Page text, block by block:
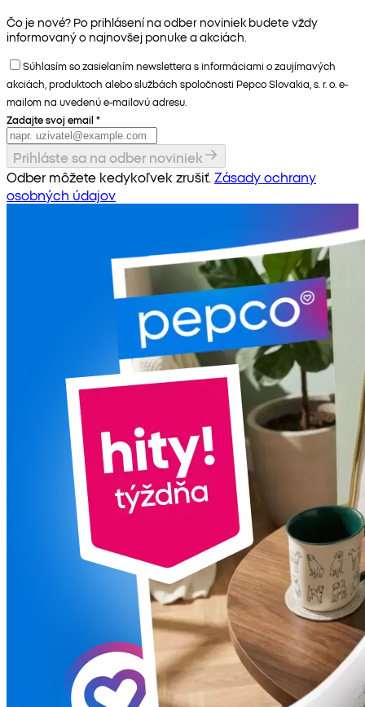
Čo je nové? Po prihlásení na odber noviniek budete vždy
informovaný o najnovšej ponuke a akciách.
Súhlasím so zasielaním newslettera s informáciami o zaujímavých
akciách, produktoch alebo službách spoločnosti Pepco Slovakia, s. r. o. e-
mailom na uvedenú e-mailovú adresu.
Zadajte svoj email *
Prihláste sa na odber noviniek
Odber môžete kedykoľvek zrušiť. Zásady ochrany
osobných údajov